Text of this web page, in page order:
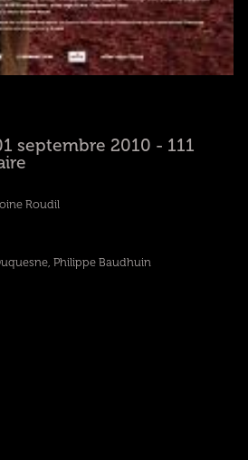
septembre 2010 - 111
Roudil
Philippe Baudhuin